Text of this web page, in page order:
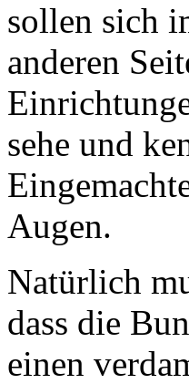
sollen sich
anderen
sehe und
Augen.
Natürlich
dass die
einen